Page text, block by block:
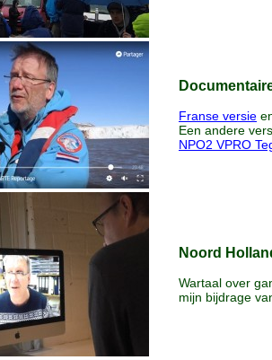
Franse versie
Een andere
NPO2 VPRO
Noord
Wartaal over
mijn bijdrage